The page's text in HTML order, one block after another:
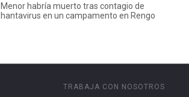
Menor habría muerto tras contagio de
hantavirus en un campamento en Rengo
TRABAJA CON NOSOTROS